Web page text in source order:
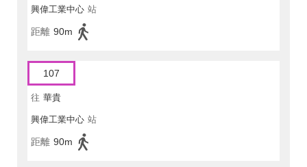
興偉工業中心 站
距離 90m
107
往 華貴
興偉工業中心 站
距離 90m